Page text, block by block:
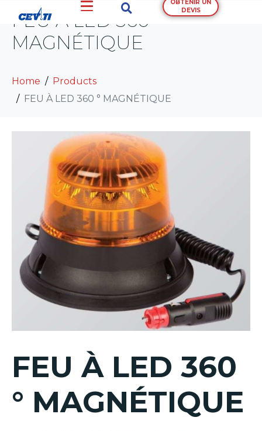
OBTENIR UN
DEVIS
FEU À LED 360 °
MAGNÉTIQUE
Home
Products
FEU À LED 360 ° MAGNÉTIQUE
FEU À LED 360
° MAGNÉTIQUE